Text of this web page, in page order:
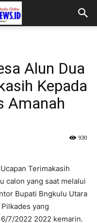
Alun Dua
Kepada
Amanah
930
Terimakasih
calon yang saat melalui
Bupati Bngkulu Utara
yang
7/2022 2022 kemarin.